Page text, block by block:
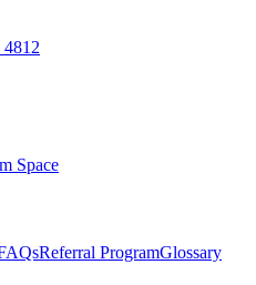
Space
Referral ProgramGlossary